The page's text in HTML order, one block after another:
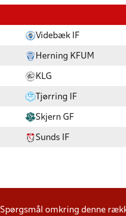
Videbæk IF
Herning KFUM
KLG
Tjørring IF
Skjern GF
Sunds IF
Spørgsmål omkring denne